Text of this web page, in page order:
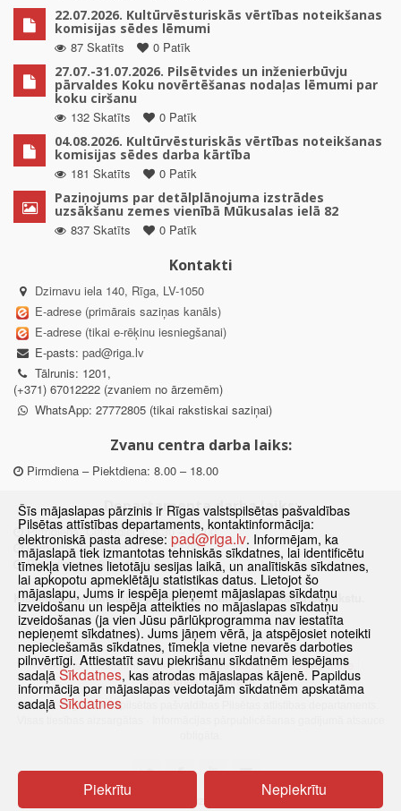
22.07.2026. Kultūrvēsturiskās vērtības noteikšanas
komisijas sēdes lēmumi
87 Skatīts
0 Patīk
27.07.-31.07.2026. Pilsētvides un inženierbūvju
pārvaldes Koku novērtēšanas nodaļas lēmumi par
koku ciršanu
132 Skatīts
0 Patīk
04.08.2026. Kultūrvēsturiskās vērtības noteikšanas
komisijas sēdes darba kārtība
181 Skatīts
0 Patīk
Paziņojums par detālplānojuma izstrādes
uzsākšanu zemes vienībā Mūkusalas ielā 82
837 Skatīts
0 Patīk
Kontakti
Dzirnavu iela 140, Rīga, LV-1050
E-adrese (primārais saziņas kanāls)
E-adrese (tikai e-rēķinu iesniegšanai)
E-pasts: pad@riga.lv
Tālrunis: 1201,
(+371) 67012222 (zvaniem no ārzemēm)
WhatsApp: 27772805 (tikai rakstiskai saziņai)
Zvanu centra darba laiks:
Pirmdiena – Piektdiena: 8.00 – 18.00
Departamenta darba laiks:
Pirmdiena, Ceturtdiena: 8.30 – 18.00
Otrdiena, Trešdiena: 8.30 – 17.00
Piektdiena: 8.30 – 15.00
Klātienes konsultācijas pieejamas tikai ar iepriekšēju pierakstu.
Sākums Jaunumi Biežāk uzdotie jautājumi
Lapas karte
Sīkdatnes
Kontakti
© 2021 Rīgas valstspilsētas pašvaldības Pilsētas attīstības departaments.
Pārslēgties uz www versiju
Šīs mājaslapas pārzinis ir Rīgas valstspilsētas pašvaldības
Pilsētas attīstības departaments, kontaktinformācija:
elektroniskā pasta adrese: pad@riga.lv. Informējam, ka
mājaslapā tiek izmantotas tehniskās sīkdatnes, lai identificētu
tīmekļa vietnes lietotāju sesijas laikā, un analītiskās sīkdatnes,
lai apkopotu apmeklētāju statistikas datus. Lietojot šo
mājaslapu, Jums ir iespēja pieņemt mājaslapas sīkdatņu
izveidošanu un iespēja atteikties no mājaslapas sīkdatņu
izveidošanas (ja vien Jūsu pārlūkprogramma nav iestatīta
nepieņemt sīkdatnes). Jums jāņem vērā, ja atspējosiet noteikti
nepieciešamās sīkdatnes, tīmekļa vietne nevarēs darboties
pilnvērtīgi. Attiestatīt savu piekrišanu sīkdatnēm iespējams
sadaļā Sīkdatnes, kas atrodas mājaslapas kājenē. Papildus
informācija par mājaslapas veidotajām sīkdatnēm apskatāma
sadaļā Sīkdatnes
Piekrītu Nepiekrītu